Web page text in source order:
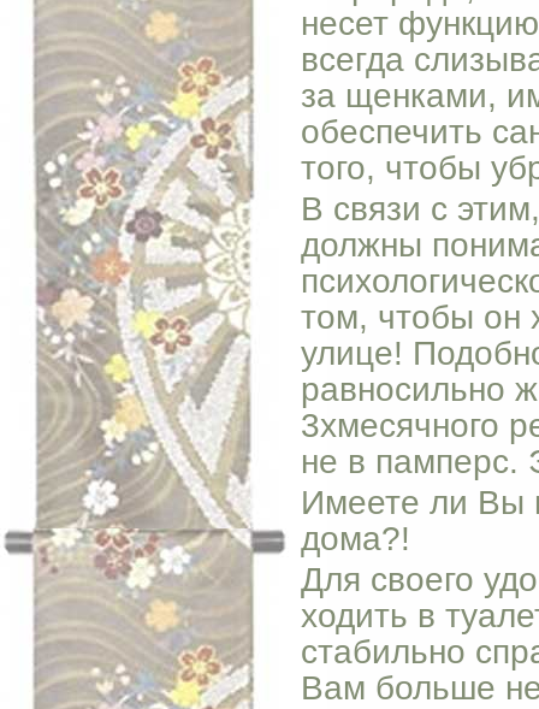
несет
всегда
за щенками,
обеспечить
того, чтобы
В связи с
должны
том, чтобы он
улице!
равносильно
3хмесячного
не в памперс.
Имеете ли Вы
дома?!
Для своего
ходить в
стабильно
Вам больше